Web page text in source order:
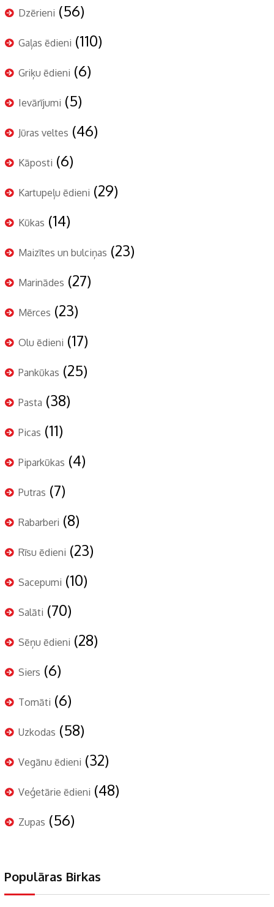
Dzērieni (56)
Gaļas ēdieni (110)
Griķu ēdieni (6)
Ievārījumi (5)
Jūras veltes (46)
Kāposti (6)
Kartupeļu ēdieni (29)
Kūkas (14)
Maizītes un bulciņas (23)
Marinādes (27)
Mērces (23)
Olu ēdieni (17)
Pankūkas (25)
Pasta (38)
Picas (11)
Piparkūkas (4)
Putras (7)
Rabarberi (8)
Rīsu ēdieni (23)
Sacepumi (10)
Salāti (70)
Sēņu ēdieni (28)
Siers (6)
Tomāti (6)
Uzkodas (58)
Vegānu ēdieni (32)
Veģetārie ēdieni (48)
Zupas (56)
Populāras Birkas